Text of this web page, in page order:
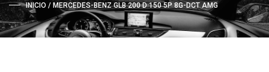
INICIO / MERCEDES-BENZ GLB 200 D 150 5P 8G-DCT AMG